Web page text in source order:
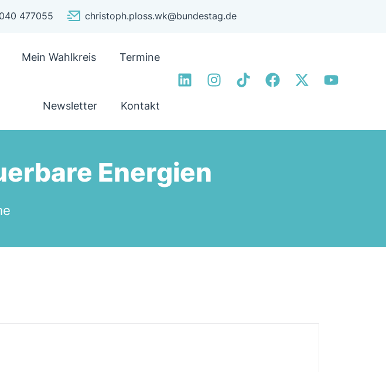
040 477055 christoph.ploss.wk@bundestag.de
Mein Wahlkreis Termine
Newsletter Kontakt
Energien